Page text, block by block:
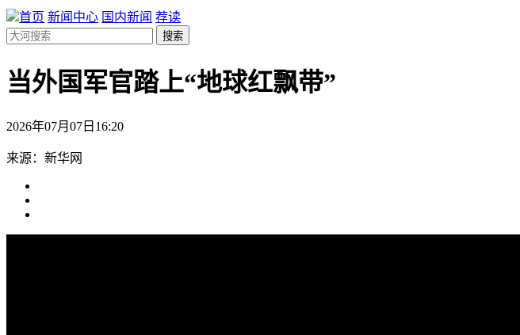
首页 新闻中心 国内新闻 荐读
搜索
当外国军官踏上“地球红飘带”
2026年07月07日16:20
来源：新华网